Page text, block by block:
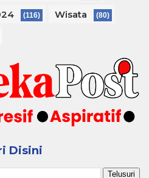
(116) Wisata (80)
Disini